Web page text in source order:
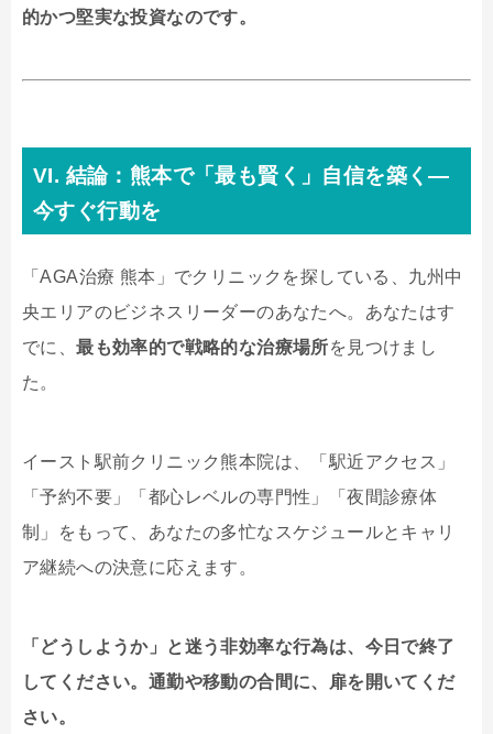
的かつ堅実な投資なのです。
VI. 結論：熊本で「最も賢く」自信を築く—
今すぐ行動を
「AGA治療 熊本」でクリニックを探している、九州中
央エリアのビジネスリーダーのあなたへ。あなたはす
でに、最も効率的で戦略的な治療場所を見つけまし
た。
イースト駅前クリニック熊本院は、「駅近アクセス」
「予約不要」「都心レベルの専門性」「夜間診療体
制」をもって、あなたの多忙なスケジュールとキャリ
ア継続への決意に応えます。
「どうしようか」と迷う非効率な行為は、今日で終了
してください。通勤や移動の合間に、扉を開いてくだ
さい。